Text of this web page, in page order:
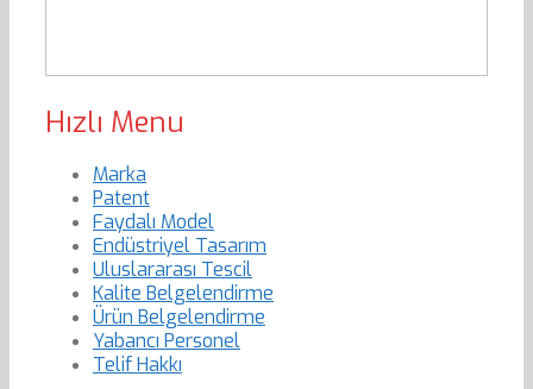
Hızlı Menu
Marka
Patent
Faydalı Model
Endüstriyel Tasarım
Uluslararası Tescil
Kalite Belgelendirme
Ürün Belgelendirme
Yabancı Personel
Telif Hakkı